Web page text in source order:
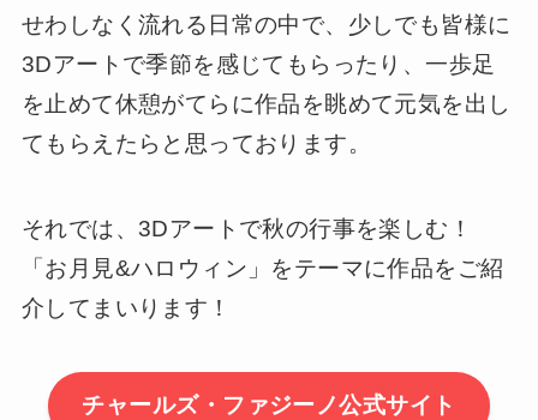
せわしなく流れる日常の中で、少しでも皆様に
3Dアートで季節を感じてもらったり、一歩足
を止めて休憩がてらに作品を眺めて元気を出し
てもらえたらと思っております。
それでは、3Dアートで秋の行事を楽しむ！
「お月見&ハロウィン」をテーマに作品をご紹
介してまいります！
チャールズ・ファジーノ公式サイト